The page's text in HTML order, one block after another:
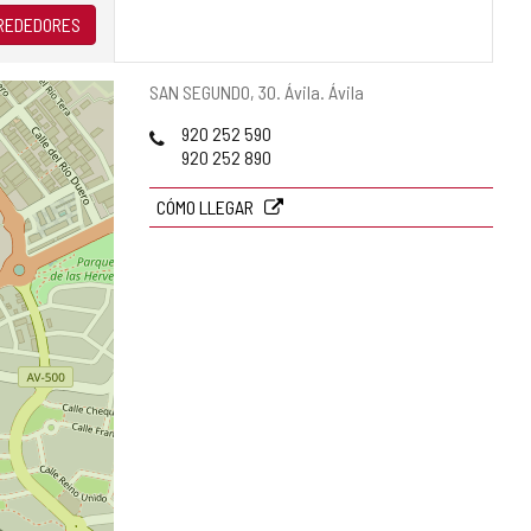
Dirección
SAN SEGUNDO, 30. Ávila. Ávila
Teléfonos
920 252 590
920 252 890
CÓMO LLEGAR